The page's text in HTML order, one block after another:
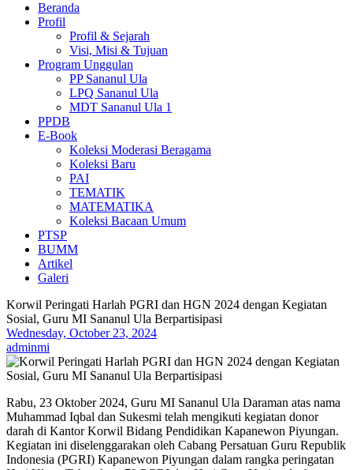
Beranda
Profil
Profil & Sejarah
Visi, Misi & Tujuan
Program Unggulan
PP Sananul Ula
LPQ Sananul Ula
MDT Sananul Ula 1
PPDB
E-Book
Koleksi Moderasi Beragama
Koleksi Baru
PAI
TEMATIK
MATEMATIKA
Koleksi Bacaan Umum
PTSP
BUMM
Artikel
Galeri
Korwil Peringati Harlah PGRI dan HGN 2024 dengan Kegiatan
Sosial, Guru MI Sananul Ula Berpartisipasi
Wednesday, October 23, 2024
adminmi
Rabu, 23 Oktober 2024, Guru MI Sananul Ula Daraman atas nama
Muhammad Iqbal dan Sukesmi telah mengikuti kegiatan donor
darah di Kantor Korwil Bidang Pendidikan Kapanewon Piyungan.
Kegiatan ini diselenggarakan oleh Cabang Persatuan Guru Republik
Indonesia (PGRI) Kapanewon Piyungan dalam rangka peringatan